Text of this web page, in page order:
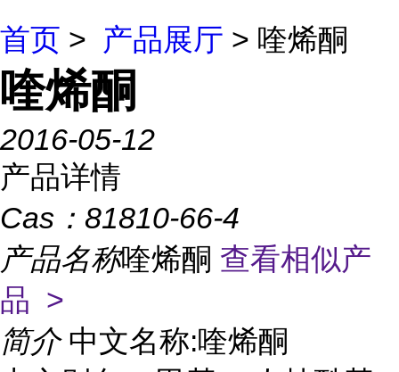
首页 > 产品展厅 > 喹烯酮
喹烯酮
2016-05-12
产品详情
Cas： 81810-66-4
产品名称喹烯酮 查看相似产
品 >
简介 中文名称:喹烯酮